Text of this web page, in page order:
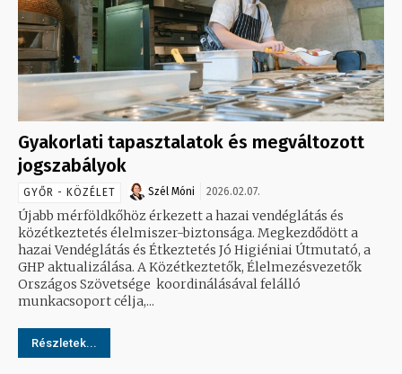
Gyakorlati tapasztalatok és megváltozott
jogszabályok
GYŐR - KÖZÉLET Szél Móni 2026.02.07.
Újabb mérföldkőhöz érkezett a hazai vendéglátás és
közétkeztetés élelmiszer-biztonsága. Megkezdődött a
hazai Vendéglátás és Étkeztetés Jó Higiéniai Útmutató, a
GHP aktualizálása. A Közétkeztetők, Élelmezésvezetők
Országos Szövetsége koordinálásával felálló
munkacsoport célja,...
Részletek...